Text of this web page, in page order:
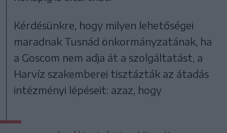
Kérdésünkre, hogy milyen lehetőségei
maradnak Tusnád önkormányzatának, ha
a Goscom nem adja át a szolgáltatást, a
Harvíz szakemberei tisztázták az átadás
intézményi lépéseit: azaz, hogy